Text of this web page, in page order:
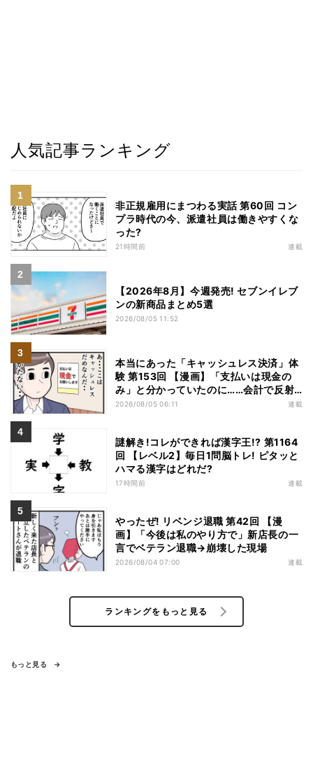
人気記事ランキング
非正規雇用にまつわる実話 第60回 コン
プラ時代の今、派遣社員は働きやすくな
った?
21時間前 連載
【2026年8月】今週発売! セブンイレブ
ンの新商品まとめ5選
2026/08/05 11:52
本当にあった「キャッシュレス決済」体
験 第153回 【漫画】「支払いは現金の
み」と分かっていたのに……会計で反射
的に出してしまったものは
2026/08/05 06:11 連載
謎解き!コレができれば漢字王!? 第1164
回 【レベル2】毎日1問脳トレ! ピタッと
ハマる漢字はどれだ?
17時間前 連載
やったぜ! リベンジ退職 第42回 【漫
画】「今後は私のやり方で」新店長の一
言でベテラン退職→崩壊した現場
2026/08/04 07:00 連載
ランキングをもっと見る
もっと見る